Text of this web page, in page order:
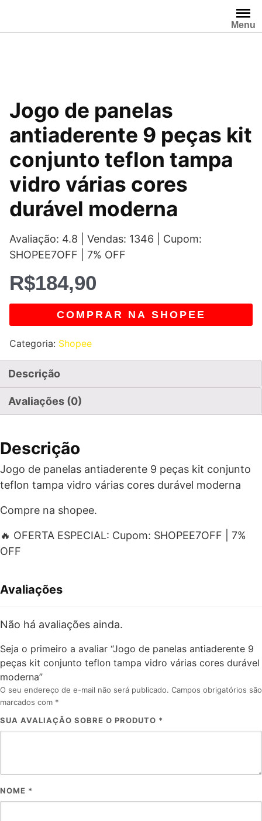
o
Menu
Jogo de panelas
antiaderente 9 peças kit
conjunto teflon tampa
vidro várias cores
durável moderna
Avaliação: 4.8 | Vendas: 1346 | Cupom:
SHOPEE7OFF | 7% OFF
R$184,90
COMPRAR NA SHOPEE
Categoria: Shopee
Descrição
Avaliações (0)
Descrição
Jogo de panelas antiaderente 9 peças kit conjunto
teflon tampa vidro várias cores durável moderna
Compre na shopee.
🔥 OFERTA ESPECIAL: Cupom: SHOPEE7OFF | 7%
OFF
Avaliações
Não há avaliações ainda.
Seja o primeiro a avaliar “Jogo de panelas antiaderente 9
peças kit conjunto teflon tampa vidro várias cores durável
moderna”
O seu endereço de e-mail não será publicado. Campos obrigatórios são
marcados com *
SUA AVALIAÇÃO SOBRE O PRODUTO *
NOME *